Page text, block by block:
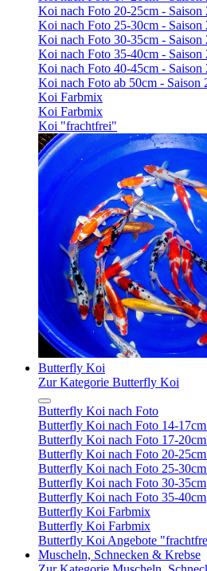
Koi nach Foto 20-25cm - Saison
Koi nach Foto 25-30cm - Saison
Koi nach Foto 30-35cm - Saison
Koi nach Foto 35-40cm - Saison
Koi nach Foto 40-45cm - Saison
Koi nach Foto ab 50cm - Saison
Koi Farbmix
Koi Farbmix
Koi "frachtfrei"
Butterfly Koi
Zur Kategorie Butterfly Koi
Butterfly Koi nach Foto
Butterfly Koi nach Foto 14-
Butterfly Koi nach Foto 17-
Butterfly Koi nach Foto 20-
Butterfly Koi nach Foto 25-
Butterfly Koi nach Foto 30-35cm
Butterfly Koi nach Foto 35-40cm
Butterfly Koi Farbmix
Butterfly Koi Farbmix
Butterfly Koi Angebote
Muscheln, Schnecken & Krebse